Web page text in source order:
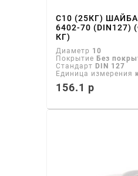
С10 (25КГ)
6402-70 (DIN127)
КГ)
Диаметр 10
Покрытие Без
Стандарт DIN 127
Единица измерения
156.1 р